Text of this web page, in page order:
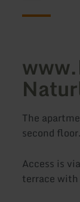
The
second floor.
Access is
terrace